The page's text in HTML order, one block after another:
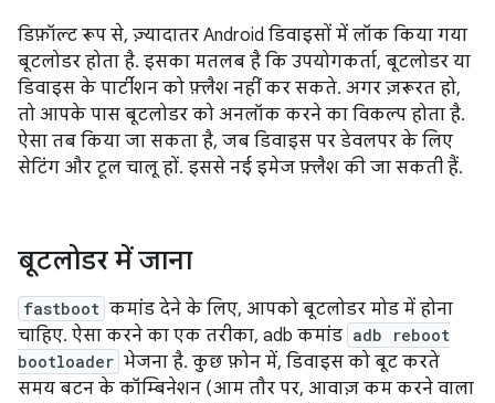
डिफ़ॉल्ट रूप से, ज़्यादातर Android डिवाइसों में लॉक किया गया
बूटलोडर होता है. इसका मतलब है कि उपयोगकर्ता, बूटलोडर या
डिवाइस के पार्टीशन को फ़्लैश नहीं कर सकते. अगर ज़रूरत हो,
तो आपके पास बूटलोडर को अनलॉक करने का विकल्प होता है.
ऐसा तब किया जा सकता है, जब डिवाइस पर डेवलपर के लिए
सेटिंग और टूल चालू हों. इससे नई इमेज फ़्लैश की जा सकती हैं.
बूटलोडर में जाना
fastboot कमांड देने के लिए, आपको बूटलोडर मोड में होना
चाहिए. ऐसा करने का एक तरीका, adb कमांड adb reboot
bootloader भेजना है. कुछ फ़ोन में, डिवाइस को बूट करते
समय बटन के कॉम्बिनेशन (आम तौर पर, आवाज़ कम करने वाला